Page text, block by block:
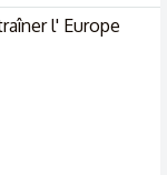
l' Europe